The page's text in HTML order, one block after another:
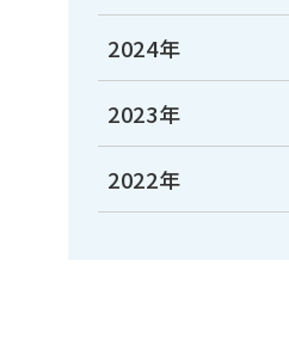
2024年
2023年
2022年